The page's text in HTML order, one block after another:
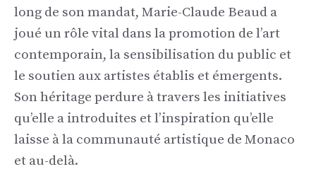
long de son mandat, Marie-Claude Beaud a
joué un rôle vital dans la promotion de l’art
contemporain, la sensibilisation du public et
le soutien aux artistes établis et émergents.
Son héritage perdure à travers les initiatives
qu’elle a introduites et l’inspiration qu’elle
laisse à la communauté artistique de Monaco
et au-delà.